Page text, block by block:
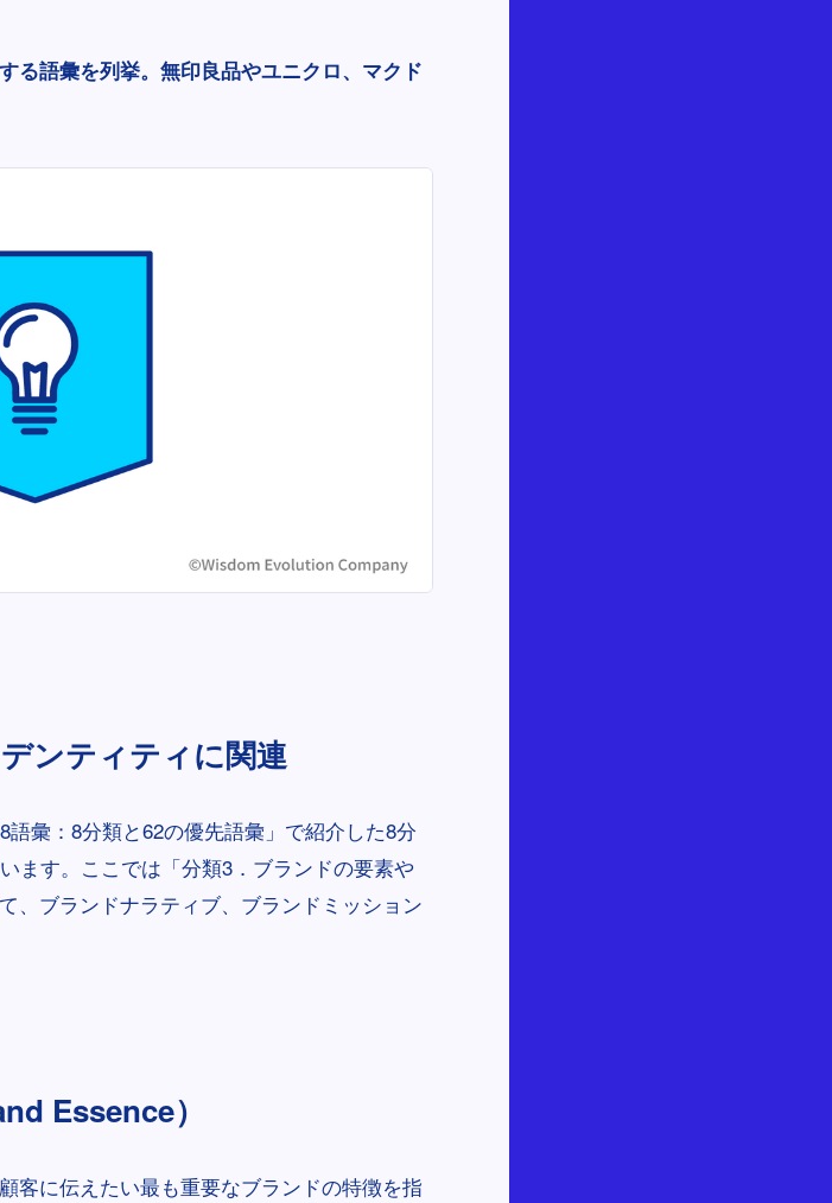
る語彙を列挙。無印良品やユニクロ、マクド
ンティティに関連
語彙：8分類と62の優先語彙」で紹介した8分
ます。ここでは「分類3．ブランドの要素や
、ブランドナラティブ、ブランドミッション
Essence）
客に伝えたい最も重要なブランドの特徴を指